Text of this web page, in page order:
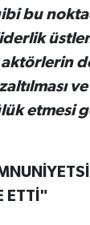
bu
etmesi
ETTİ"